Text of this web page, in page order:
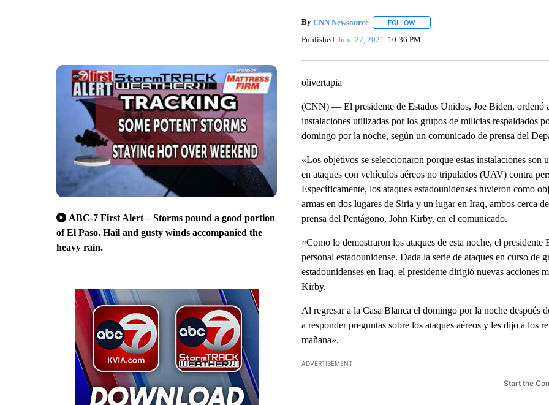
ABC-7 First Alert – Storms pound a good portion
of El Paso. Hail and gusty winds accompanied the
heavy rain.
By CNN Newsource FOLLOWFOLLOW "" TO RECEIVE NOTIFICATIONS
Published June 27, 2021 10:36 PM
olivertapia
(CNN) — El presidente de Estados Unidos, Joe Biden, ordenó
instalaciones utilizadas por los grupos de milicias respaldados
domingo por la noche, según un comunicado de prensa del
«Los objetivos se seleccionaron porque estas instalaciones
en ataques con vehículos aéreos no tripulados (UAV) contra
Específicamente, los ataques estadounidenses tuvieron como
armas en dos lugares de Siria y un lugar en Iraq, ambos cerca
prensa del Pentágono, John Kirby, en el comunicado.
«Como lo demostraron los ataques de esta noche, el
personal estadounidense. Dada la serie de ataques en curso de
estadounidenses en Iraq, el presidente dirigió nuevas acciones
Kirby.
Al regresar a la Casa Blanca el domingo por la noche después
a responder preguntas sobre los ataques aéreos y les dijo a los
mañana».
ADVERTISEMENT
Start the